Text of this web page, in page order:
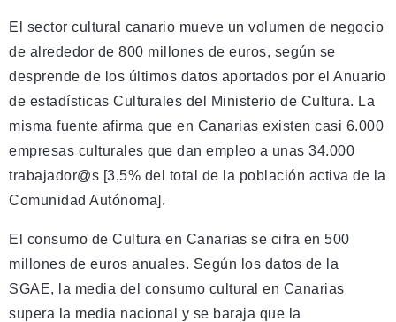
El sector cultural canario mueve un volumen de negocio
de alrededor de 800 millones de euros, según se
desprende de los últimos datos aportados por el Anuario
de estadísticas Culturales del Ministerio de Cultura. La
misma fuente afirma que en Canarias existen casi 6.000
empresas culturales que dan empleo a unas 34.000
trabajador@s [3,5% del total de la población activa de la
Comunidad Autónoma].
El consumo de Cultura en Canarias se cifra en 500
millones de euros anuales. Según los datos de la
SGAE, la media del consumo cultural en Canarias
supera la media nacional y se baraja que la